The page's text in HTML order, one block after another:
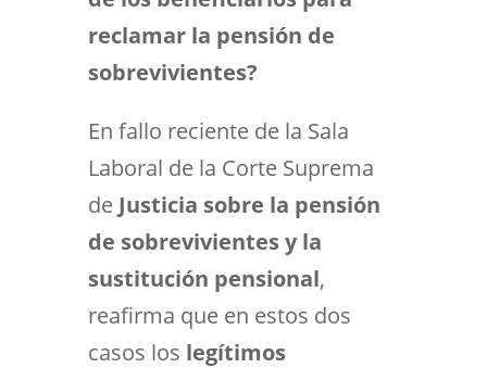
reclamar la pensión de
sobrevivientes?
En fallo reciente de la Sala
Laboral de la Corte Suprema
de Justicia sobre la pensión
de sobrevivientes y la
sustitución pensional,
reafirma que en estos dos
casos los legítimos